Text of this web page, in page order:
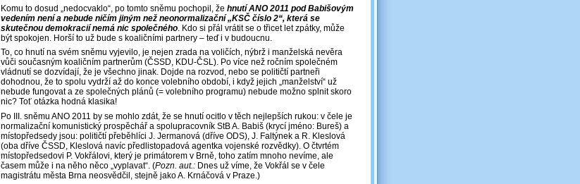
Komu to dosud „nedocvaklo“, po tomto sněmu pochopil, že hnutí ANO 2011 pod Babišovým
vedením není a nebude ničím jiným než neonormalizační „KSČ číslo 2“, která se
skutečnou demokracií nemá nic společného . Kdo si přál vrátit se o třicet let zpátky, může
být spokojen. Horší to už bude s koaličními partnery – teď i v budoucnu.
To, co hnutí na svém sněmu vyjevilo, je nejen zrada na voličích, nýbrž i manželská nevěra
vůči současným koaličním partnerům (ČSSD, KDU-ČSL). Po více než ročním společném
vládnutí se dozvídají, že je všechno jinak. Dojde na rozvod, nebo se političtí partneři
dohodnou, že to spolu vydrží až do konce volebního období, i když jejich „manželství“ už
nebude fungovat a ze společných plánů (= volebního programu) nebude možno splnit skoro
nic? Toť otázka hodná klasika!
Po III. sněmu ANO 2011 by se mohlo zdát, že se hnutí ocitlo v těch nejlepších rukou: v čele je
normalizační komunistický prospěchář a spolupracovník StB A. Babiš (krycí jméno: Bureš) a
místopředsedy jsou: političtí přeběhlíci J. Jermanová (dříve ODS), J. Faltýnek a R. Kleslová
(oba dříve ČSSD, Kleslová navíc předlistopadová agentka vojenské rozvědky). O čtvrtém
místopředsedovi P. Vokřálovi, který je primátorem v Brně, toho zatím mnoho nevíme, ale
časem může i na něho něco „vyplavat“. (Pozn. aut.: Dnes už víme, že Vokřál se v čele
magistrátu města Brna neosvědčil, stejně jako A. Krnáčová v Praze.)